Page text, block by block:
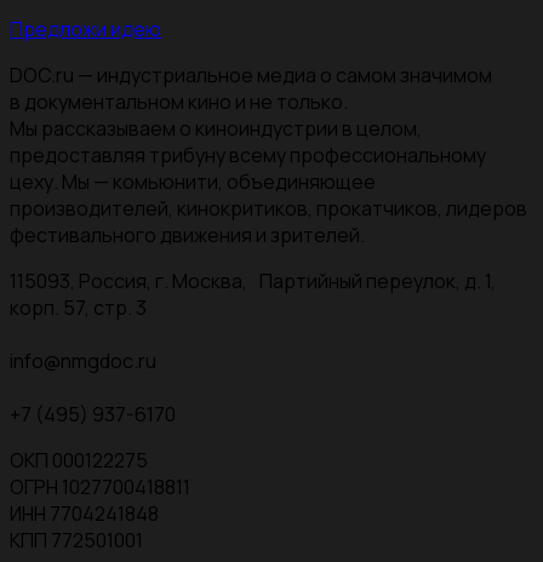
Предложи идею
DOC.ru — индустриальное медиа о самом значимом
в документальном кино и не только.
Мы рассказываем о киноиндустрии в целом,
предоставляя трибуну всему профессиональному
цеху. Мы — комьюнити, объединяющее
производителей, кинокритиков, прокатчиков, лидеров
фестивального движения и зрителей.
115093, Россия, г. Москва, Партийный переулок, д. 1,
корп. 57, стр. 3
info@nmgdoc.ru
+7 (495) 937-6170
ОКП 000122275
ОГРН 1027700418811
ИНН 7704241848
КПП 772501001